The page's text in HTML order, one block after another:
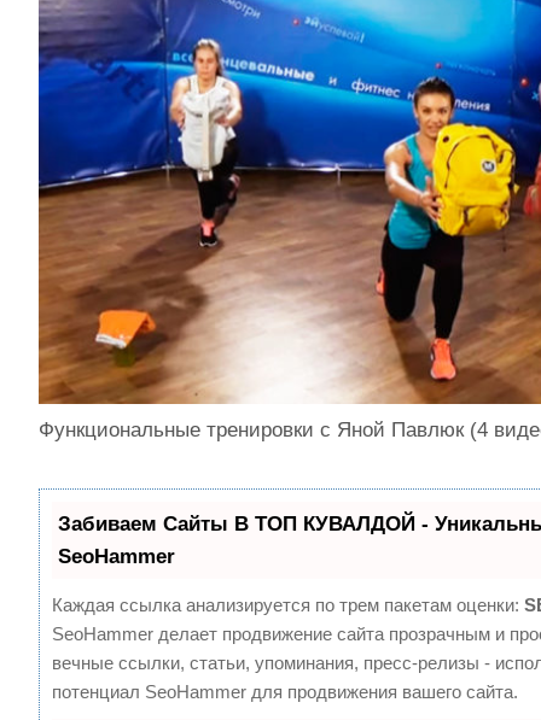
Функциональные тренировки с Яной Павлюк (4
Забиваем Сайты В ТОП КУВАЛДОЙ -
SeoHammer
Каждая ссылка анализируется по трем пакетам оценки:
SeoHammer делает продвижение сайта прозрачным и
вечные ссылки, статьи, упоминания, пресс-релизы -
потенциал SeoHammer для продвижения вашего сайта.